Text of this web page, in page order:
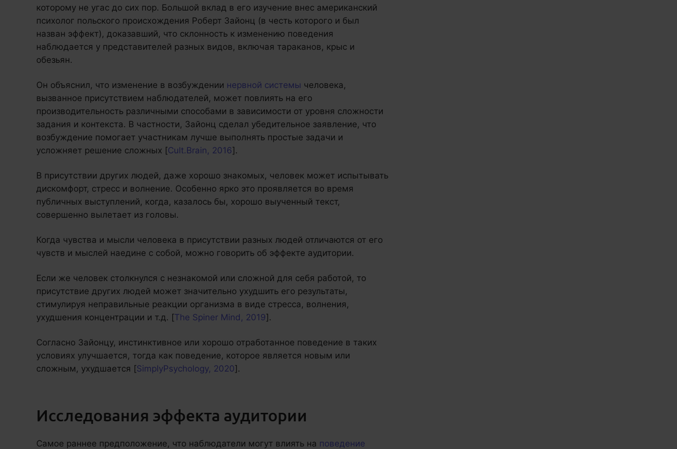
которому не угас до сих пор. Большой вклад в его изучение внес американский
психолог польского происхождения Роберт Зайонц (в честь которого и был
назван эффект), доказавший, что склонность к изменению поведения
наблюдается у представителей разных видов, включая тараканов, крыс и
обезьян.
Он объяснил, что изменение в возбуждении нервной системы человека,
вызванное присутствием наблюдателей, может повлиять на его
производительность различными способами в зависимости от уровня сложности
задания и контекста. В частности, Зайонц сделал убедительное заявление, что
возбуждение помогает участникам лучше выполнять простые задачи и
усложняет решение сложных [Cult.Brain, 2016].
В присутствии других людей, даже хорошо знакомых, человек может испытывать
дискомфорт, стресс и волнение. Особенно ярко это проявляется во время
публичных выступлений, когда, казалось бы, хорошо выученный текст,
совершенно вылетает из головы.
Когда чувства и мысли человека в присутствии разных людей отличаются от его
чувств и мыслей наедине с собой, можно говорить об эффекте аудитории.
Если же человек столкнулся с незнакомой или сложной для себя работой, то
присутствие других людей может значительно ухудшить его результаты,
стимулируя неправильные реакции организма в виде стресса, волнения,
ухудшения концентрации и т.д. [The Spiner Mind, 2019].
Согласно Зайонцу, инстинктивное или хорошо отработанное поведение в таких
условиях улучшается, тогда как поведение, которое является новым или
сложным, ухудшается [SimplyPsychology, 2020].
Исследования эффекта аудитории
Самое раннее предположение, что наблюдатели могут влиять на поведение